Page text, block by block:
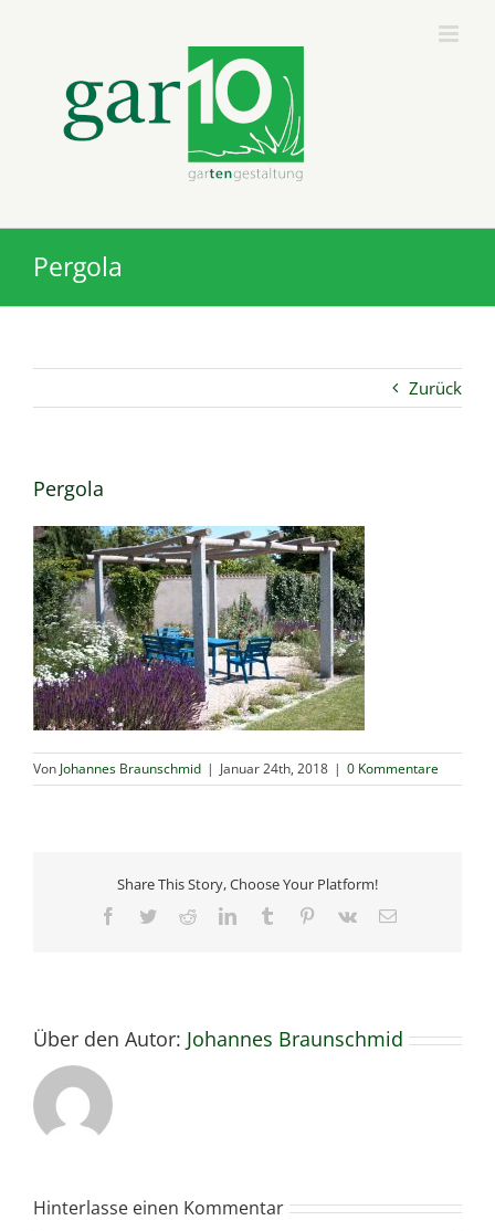
Pergola
Zurück
Pergola
Von Johannes Braunschmid | Januar 24th, 2018 | 0 Kommentare
Share This Story, Choose Your Platform!
Facebook
TwitterRedditLinkedInTumblr Pinterest
Vk
E-
Über den Autor: Johannes Braunschmid
Hinterlasse einen Kommentar